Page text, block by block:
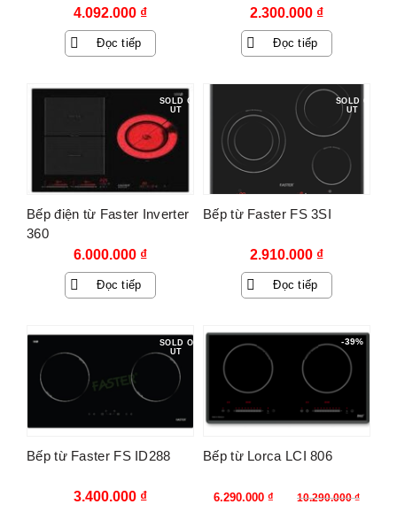
4.092.000 ₫
Đọc tiếp
2.300.000 ₫
Đọc tiếp
SOLD O
UT
Bếp điện từ Faster Inverter
360
6.000.000 ₫
Đọc tiếp
SOLD O
UT
Bếp từ Faster FS 3SI
2.910.000 ₫
Đọc tiếp
SOLD O
UT
Bếp từ Faster FS ID288
3.400.000 ₫
-39%
Bếp từ Lorca LCI 806
10.290.000₫
Giá
6.290.000 ₫
Giá